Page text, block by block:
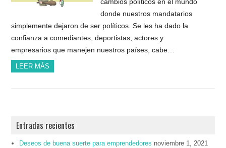
donde nuestros mandatarios
simplemente dejaron de ser políticos. Se les ha dado la
confianza a comediantes, deportistas, actores y
empresarios que manejen nuestros países, cabe…
LEER MÁS
Entradas recientes
Deseos de buena suerte para emprendedores noviembre 1, 2021